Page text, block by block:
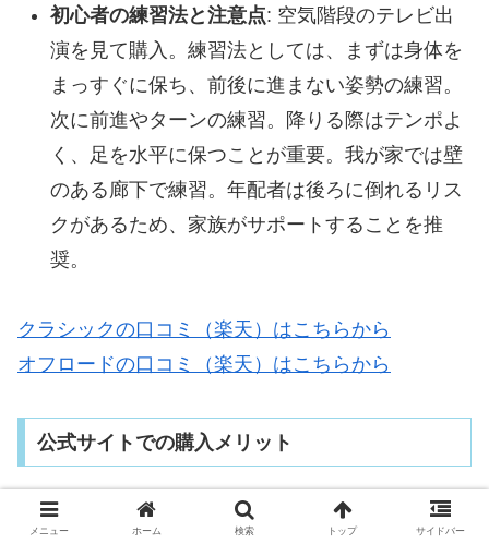
初心者の練習法と注意点: 空気階段のテレビ出
演を見て購入。練習法としては、まずは身体を
まっすぐに保ち、前後に進まない姿勢の練習。
次に前進やターンの練習。降りる際はテンポよ
く、足を水平に保つことが重要。我が家では壁
のある廊下で練習。年配者は後ろに倒れるリス
クがあるため、家族がサポートすることを推
奨。
クラシックの口コミ（楽天）はこちらから
オフロードの口コミ（楽天）はこちらから
公式サイトでの購入メリット
公式サイトでキントーンミニセグウェイを購入する
メニュー ホーム 検索 トップ サイドバー